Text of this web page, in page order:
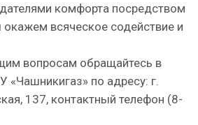
комфорта посредством
всяческое содействие и
вопросам обращайтесь в
«Чашникигаз» по адресу: г.
137, контактный телефон (8-